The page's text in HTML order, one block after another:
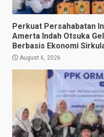
Perkuat Persahabatan
Amerta Indah Otsuka
Berbasis Ekonomi
August 6, 2026